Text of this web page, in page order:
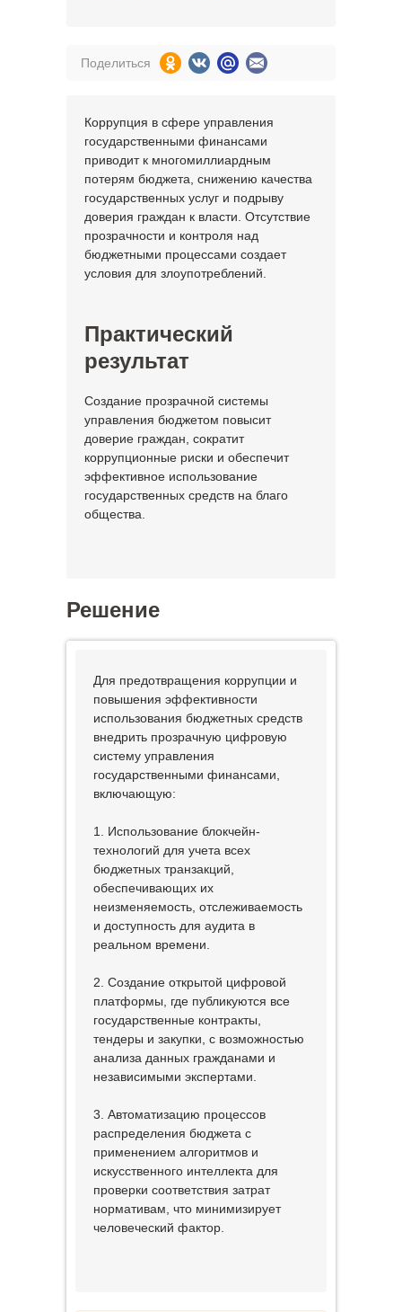
Поделиться
Коррупция в сфере управления
государственными финансами
приводит к многомиллиардным
потерям бюджета, снижению качества
государственных услуг и подрыву
доверия граждан к власти. Отсутствие
прозрачности и контроля над
бюджетными процессами создает
условия для злоупотреблений.
Практический
результат
Создание прозрачной системы
управления бюджетом повысит
доверие граждан, сократит
коррупционные риски и обеспечит
эффективное использование
государственных средств на благо
общества.
Решение
Для предотвращения коррупции и
повышения эффективности
использования бюджетных средств
внедрить прозрачную цифровую
систему управления
государственными финансами,
включающую:
1. Использование блокчейн-
технологий для учета всех
бюджетных транзакций,
обеспечивающих их
неизменяемость, отслеживаемость
и доступность для аудита в
реальном времени.
2. Создание открытой цифровой
платформы, где публикуются все
государственные контракты,
тендеры и закупки, с возможностью
анализа данных гражданами и
независимыми экспертами.
3. Автоматизацию процессов
распределения бюджета с
применением алгоритмов и
искусственного интеллекта для
проверки соответствия затрат
нормативам, что минимизирует
человеческий фактор.